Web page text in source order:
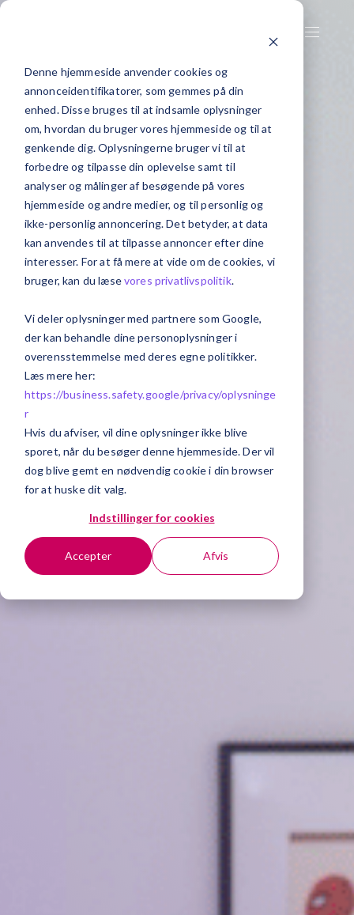
Denne hjemmeside anvender cookies og
annonceidentifikatorer, som gemmes på din
enhed. Disse bruges til at indsamle oplysninger
om, hvordan du bruger vores hjemmeside og til at
genkende dig. Oplysningerne bruger vi til at
forbedre og tilpasse din oplevelse samt til
analyser og målinger af besøgende på vores
hjemmeside og andre medier, og til personlig og
ikke-personlig annoncering. Det betyder, at data
kan anvendes til at tilpasse annoncer efter dine
interesser. For at få mere at vide om de cookies, vi
bruger, kan du læsevores privatlivspolitik.
Vi deler oplysninger med partnere som Google,
der kan behandle dine personoplysninger i
overensstemmelse med deres egne politikker.
Læs mere her:
https://business.safety.google/privacy/oplysninge
r
Hvis du afviser, vil dine oplysninger ikke blive
sporet, når du besøger denne hjemmeside. Der vil
dog blive gemt en nødvendig cookie i din browser
for at huske dit valg.
Indstillinger for cookies
Accepter Afvis